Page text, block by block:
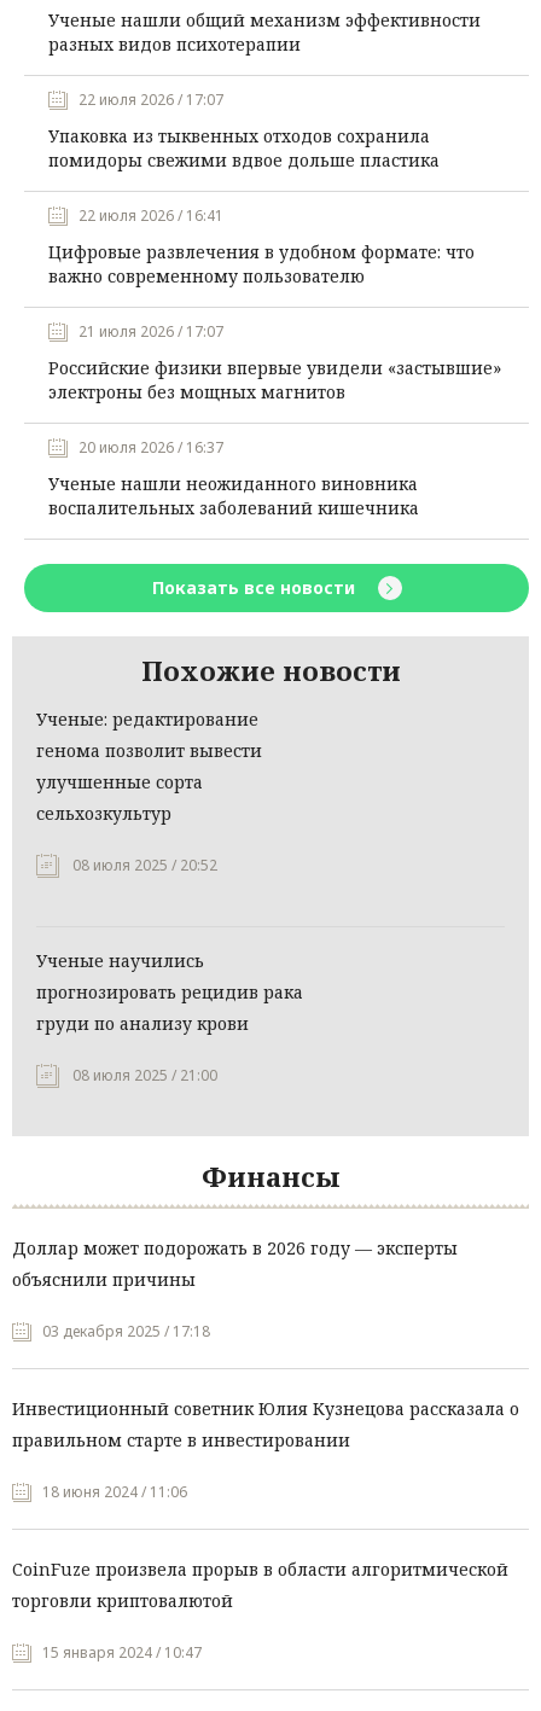
Ученые нашли общий механизм эффективности
разных видов психотерапии
22 июля 2026 / 17:07
Упаковка из тыквенных отходов сохранила
помидоры свежими вдвое дольше пластика
22 июля 2026 / 16:41
Цифровые развлечения в удобном формате: что
важно современному пользователю
21 июля 2026 / 17:07
Российские физики впервые увидели «застывшие»
электроны без мощных магнитов
20 июля 2026 / 16:37
Ученые нашли неожиданного виновника
воспалительных заболеваний кишечника
Показать все новости
Похожие новости
Ученые: редактирование
генома позволит вывести
улучшенные сорта
сельхозкультур
08 июля 2025 / 20:52
Ученые научились
прогнозировать рецидив рака
груди по анализу крови
08 июля 2025 / 21:00
Финансы
Доллар может подорожать в 2026 году — эксперты
объяснили причины
03 декабря 2025 / 17:18
Инвестиционный советник Юлия Кузнецова рассказала о
правильном старте в инвестировании
18 июня 2024 / 11:06
CoinFuze произвела прорыв в области алгоритмической
торговли криптовалютой
15 января 2024 / 10:47